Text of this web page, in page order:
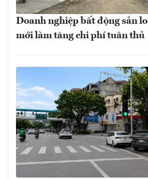
Doanh nghiệp bất động sản
mới làm tăng chi phí tuân thủ